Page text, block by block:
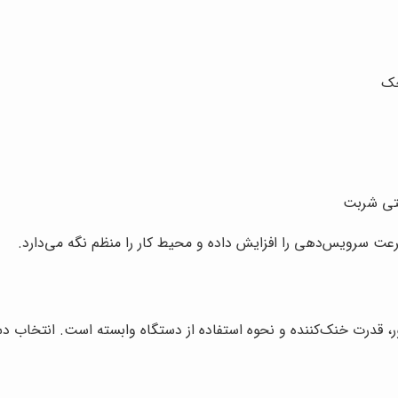
شربت
سرویس‌دهی را افزایش داده و محیط کار را منظم نگه می‌دارد.
قدرت خنک‌کننده و نحوه استفاده از دستگاه وابسته است.